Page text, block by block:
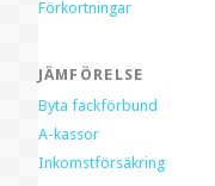
Förkortningar
JÄMFÖRELSE
Byta fackförbund
A-kassor
Inkomstförsäkring